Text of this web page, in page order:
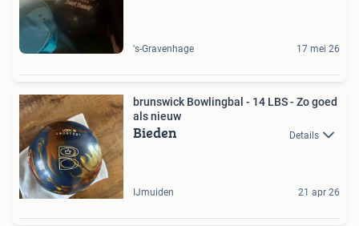
's-Gravenhage 17 mei 26
brunswick Bowlingbal - 14 LBS - Zo goed
als nieuw
Bieden Details
IJmuiden 21 apr 26